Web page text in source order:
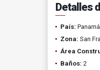
Detalles
País: Panamá
Zona: San
Área
Baños: 2